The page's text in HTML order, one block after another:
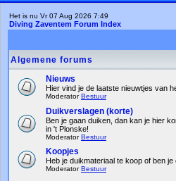
Het is nu Vr 07 Aug 2026 7:49
Diving Zaventem Forum Index
Algemene forums
Nieuws
Hier vind je de laatste nieuwtjes van
ModeratorBestuur
Duikverslagen (korte)
Ben je gaan duiken, dan kan je hier
in 't Plonske!
ModeratorBestuur
Koopjes
Heb je duikmateriaal te koop of ben
ModeratorBestuur